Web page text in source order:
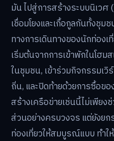
มัน ไปสู่การสร้างระบบนิเวศ
เชื่อมโยงและเกื้อกูลกันทั้งชุม
ทางการเดินทางของนักท่อง
เริ่มต้นจากการเข้าพักในโฮม
ในชุมชน, เข้าร่วมกิจกรรมเ
ถิ่น, และปิดท้ายด้วยการซื้อข
สร้างเครือข่ายเช่นนี้ไม่เพียง
ส่วนอย่างครบวงจร แต่ยังย
ท่องเที่ยวให้สมบูรณ์แบบ ทำ